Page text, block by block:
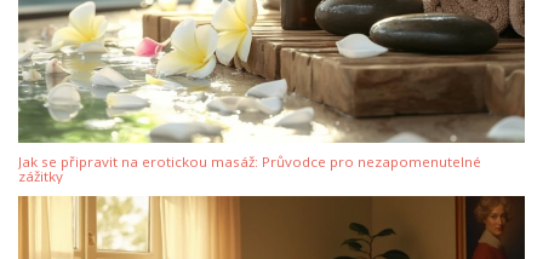
Jak se připravit na erotickou masáž: Průvodce pro nezapomenutelné
zážitky